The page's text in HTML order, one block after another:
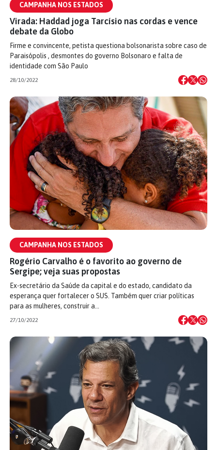
CAMPANHA NOS ESTADOS
Virada: Haddad joga Tarcísio nas cordas e vence
debate da Globo
Firme e convincente, petista questiona bolsonarista sobre caso de
Paraisópolis , desmontes do governo Bolsonaro e falta de
identidade com São Paulo
28/10/2022
CAMPANHA NOS ESTADOS
Rogério Carvalho é o favorito ao governo de
Sergipe; veja suas propostas
Ex-secretário da Saúde da capital e do estado, candidato da
esperança quer fortalecer o SUS. Também quer criar políticas
para as mulheres, construir a…
27/10/2022